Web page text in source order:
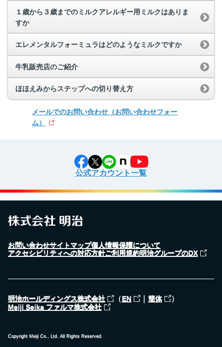
１歳から３歳までのミルクアレルギー用ミルクはありま
すか
エレメンタルフォーミュラはどのようなミルクですか
牛乳販売店のご紹介
ほほえみからステップへの切り替え方
メールでのお問い合わせ （お問い合わせフォー
ム）
公式アカウント一覧
お問い合わせサイトマップ個人情報保護について
アクセシビリティへの対応方針ご利用規約明治グループのDX
明治ホールディングス株式会社 （EN ｜ 簡体 ）
Meiji Seika ファルマ株式会社
Copyright Meiji Co., Ltd. All Rights Reserved.